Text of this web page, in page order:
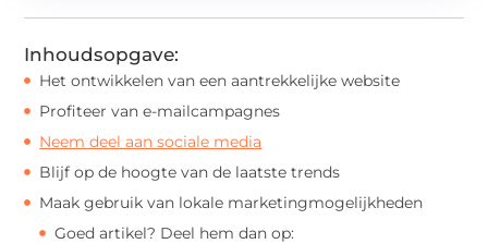
Inhoudsopgave:
Het ontwikkelen van een aantrekkelijke website
Profiteer van e-mailcampagnes
Neem deel aan sociale media
Blijf op de hoogte van de laatste trends
Maak gebruik van lokale marketingmogelijkheden
Goed artikel? Deel hem dan op: